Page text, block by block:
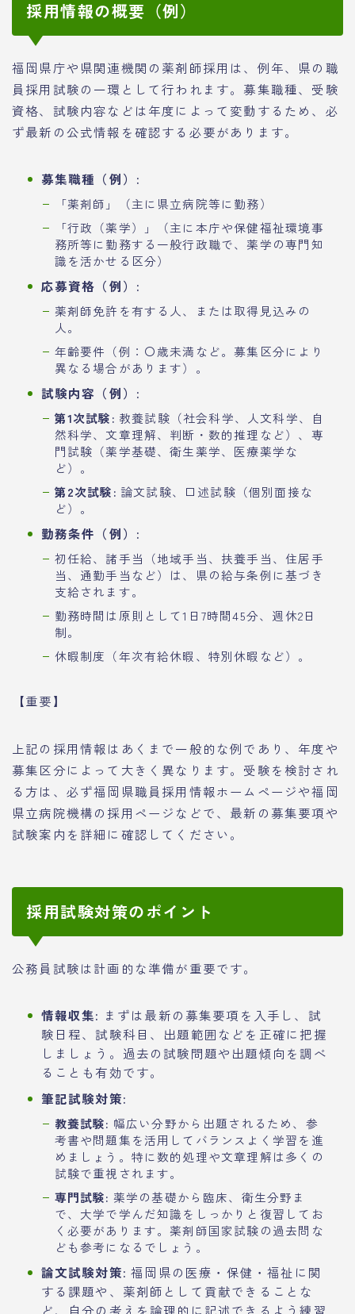
採用情報の概要（例）
福岡県庁や県関連機関の薬剤師採用は、例年、県の職
員採用試験の一環として行われます。募集職種、受験
資格、試験内容などは年度によって変動するため、必
ず最新の公式情報を確認する必要があります。
募集職種（例）:
「薬剤師」（主に県立病院等に勤務）
「行政（薬学）」（主に本庁や保健福祉環境事
務所等に勤務する一般行政職で、薬学の専門知
識を活かせる区分）
応募資格（例）:
薬剤師免許を有する人、または取得見込みの
人。
年齢要件（例：〇歳未満など。募集区分により
異なる場合があります）。
試験内容（例）:
第1次試験: 教養試験（社会科学、人文科学、自
然科学、文章理解、判断・数的推理など）、専
門試験（薬学基礎、衛生薬学、医療薬学な
ど）。
第2次試験: 論文試験、口述試験（個別面接な
ど）。
勤務条件（例）:
初任給、諸手当（地域手当、扶養手当、住居手
当、通勤手当など）は、県の給与条例に基づき
支給されます。
勤務時間は原則として1日7時間45分、週休2日
制。
休暇制度（年次有給休暇、特別休暇など）。
【重要】
上記の採用情報はあくまで一般的な例であり、年度や
募集区分によって大きく異なります。受験を検討され
る方は、必ず福岡県職員採用情報ホームページや福岡
県立病院機構の採用ページなどで、最新の募集要項や
試験案内を詳細に確認してください。
採用試験対策のポイント
公務員試験は計画的な準備が重要です。
情報収集: まずは最新の募集要項を入手し、試
験日程、試験科目、出題範囲などを正確に把握
しましょう。過去の試験問題や出題傾向を調べ
ることも有効です。
筆記試験対策:
教養試験: 幅広い分野から出題されるため、参
考書や問題集を活用してバランスよく学習を進
めましょう。特に数的処理や文章理解は多くの
試験で重視されます。
専門試験: 薬学の基礎から臨床、衛生分野ま
で、大学で学んだ知識をしっかりと復習してお
く必要があります。薬剤師国家試験の過去問な
ども参考になるでしょう。
論文試験対策: 福岡県の医療・保健・福祉に関
する課題や、薬剤師として貢献できることな
ど、自分の考えを論理的に記述できるよう練習